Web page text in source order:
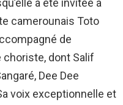
a été invitée à
camerounais Toto
de
dont Salif
Dee Dee
voix exceptionnelle et